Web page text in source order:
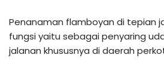
Penanaman flamboyan di tepian
fungsi yaitu sebagai penyaring
jalanan khususnya di daerah